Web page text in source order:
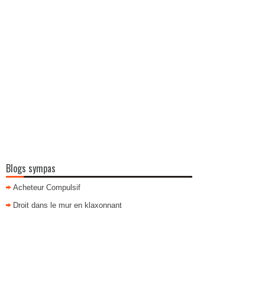
Blogs sympas
Acheteur Compulsif
Droit dans le mur en klaxonnant